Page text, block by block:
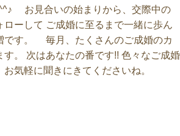
お見合いの始まりから、交際中の
ローして ご成婚に至るまで一緒に歩ん
です。 毎月、たくさんのご成婚のカ
す。 次はあなたの番です!! 色々なご成婚
気軽に聞きにきてくださいね。